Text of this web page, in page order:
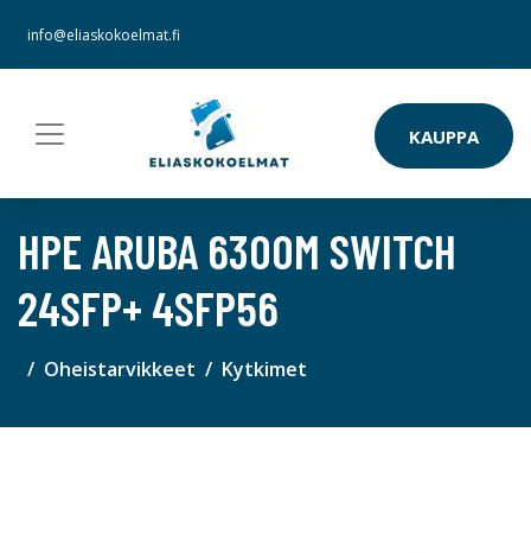
info@eliaskokoelmat.fi
KAUPPA
HPE ARUBA 6300M SWITCH
24SFP+ 4SFP56
Oheistarvikkeet Kytkimet